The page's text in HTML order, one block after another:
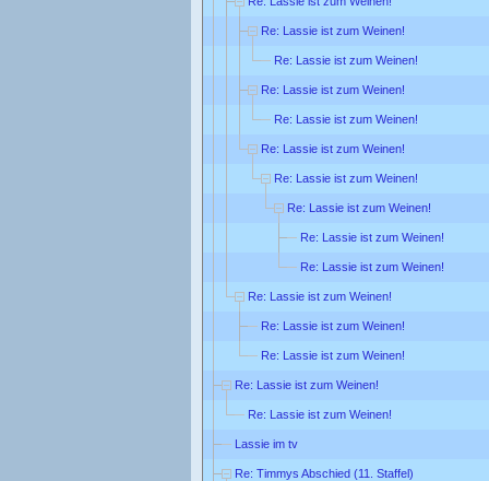
Re: Lassie ist zum Weinen!
Re: Lassie ist zum Weinen!
Re: Lassie ist zum Weinen!
Re: Lassie ist zum Weinen!
Re: Lassie ist zum Weinen!
Re: Lassie ist zum Weinen!
Re: Lassie ist zum Weinen!
Re: Lassie ist zum Weinen!
Re: Lassie ist zum Weinen!
Re: Lassie ist zum Weinen!
Re: Lassie ist zum Weinen!
Re: Lassie ist zum Weinen!
Re: Lassie ist zum Weinen!
Re: Lassie ist zum Weinen!
Lassie im tv
Re: Timmys Abschied (11. Staffel)